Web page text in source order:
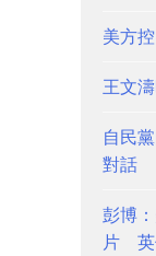
美方
王文
自民
對話
彭博
片 英